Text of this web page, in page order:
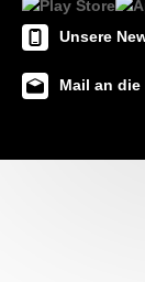
Unsere
Mail an